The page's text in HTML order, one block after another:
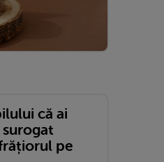
că ai
pe